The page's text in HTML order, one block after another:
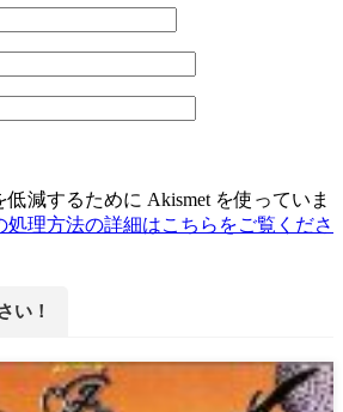
減するために Akismet を使っていま
処理方法の詳細はこちらをご覧くださ
い！